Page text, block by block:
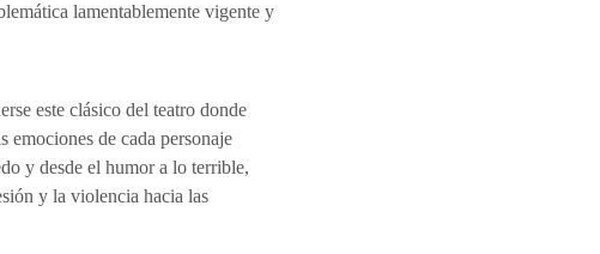
lamentablemente vigente y
este clásico del teatro donde
de cada personaje
y desde el humor a lo terrible,
y la violencia hacia las